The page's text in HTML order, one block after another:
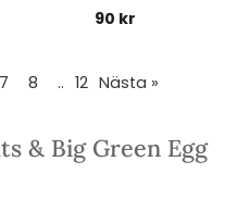
90 kr
7 8 .. 12 Nästa »
& Big Green Egg